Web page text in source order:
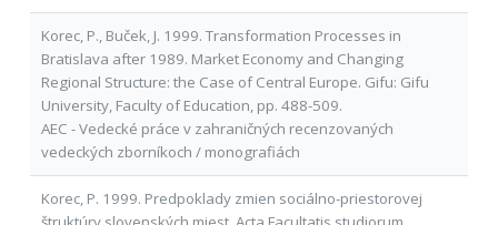
Korec, P., Buček, J. 1999. Transformation Processes in
Bratislava after 1989. Market Economy and Changing
Regional Structure: the Case of Central Europe. Gifu: Gifu
University, Faculty of Education, pp. 488-509.
AEC - Vedecké práce v zahraničných recenzovaných
vedeckých zborníkoch / monografiách
Korec, P. 1999. Predpoklady zmien sociálno-priestorovej